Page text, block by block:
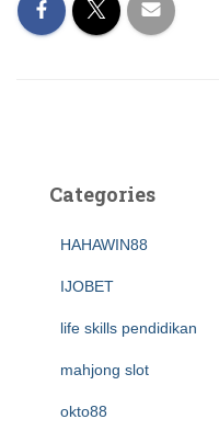
Categories
HAHAWIN88
IJOBET
life skills pendidikan
mahjong slot
okto88